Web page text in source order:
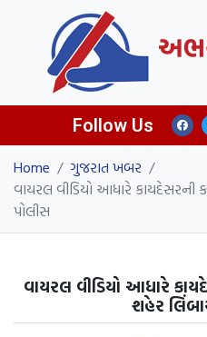
Follow Us
Home / ગુજરાત ખબર /
વાયરલ વીડિયો આધારે કાયદેસરની
પોલીસ
વાયરલ વીડિયો આધારે
શહેર